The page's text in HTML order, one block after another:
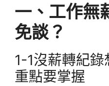
一、工作無
免談？
1-1沒薪轉紀
重點要掌握